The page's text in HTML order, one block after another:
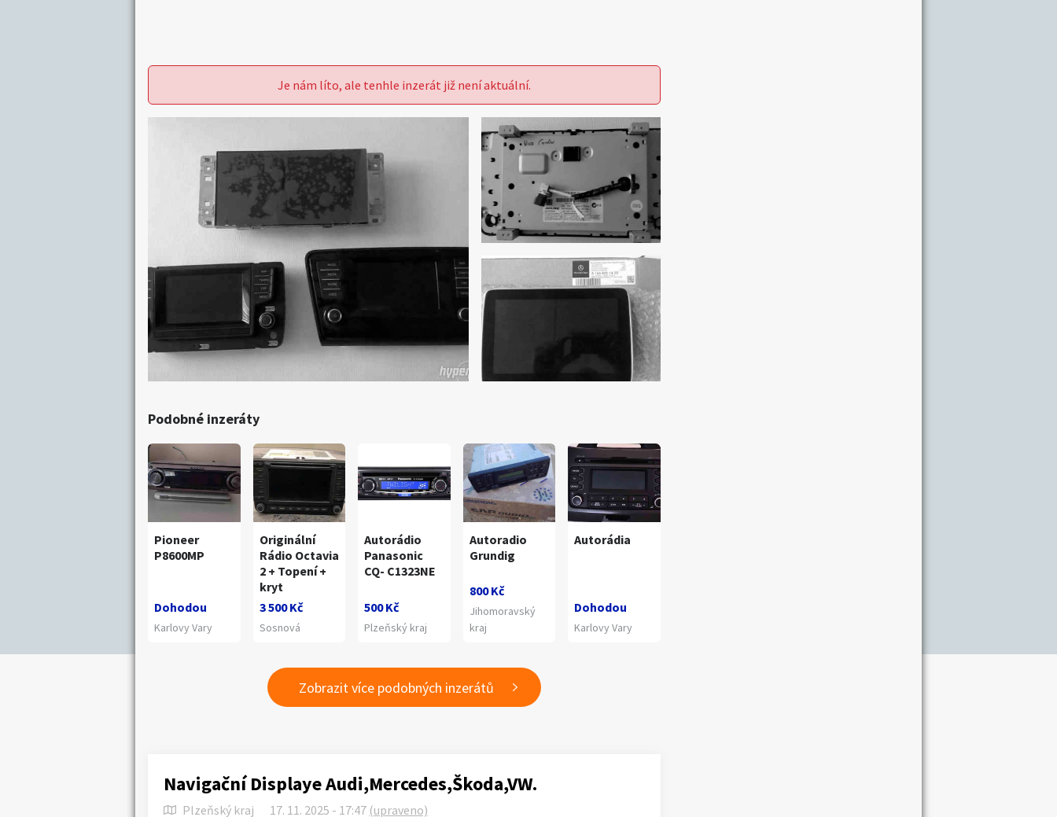
Je nám líto, ale tenhle inzerát již není aktuální.
Podobné inzeráty
Pioneer
P8600MP
Dohodou
Karlovy Vary
Originální
Rádio Octavia
2 + Topení +
kryt
3 500 Kč
Sosnová
Autorádio
Panasonic
CQ- C1323NE
500 Kč
Plzeňský kraj
Autoradio
Grundig
800 Kč
Jihomoravský
kraj
Autorádia
Dohodou
Karlovy Vary
Zobrazit více podobných inzerátů
Navigační Displaye Audi,Mercedes,Škoda,VW.
Plzeňský kraj 17. 11. 2025 - 17:47 (upraveno)